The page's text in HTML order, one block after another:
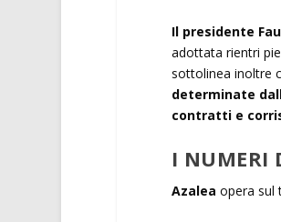
Il presidente
adottata rientri
sottolinea inoltre
determinate
contratti e
I NUMERI
Azalea opera sul